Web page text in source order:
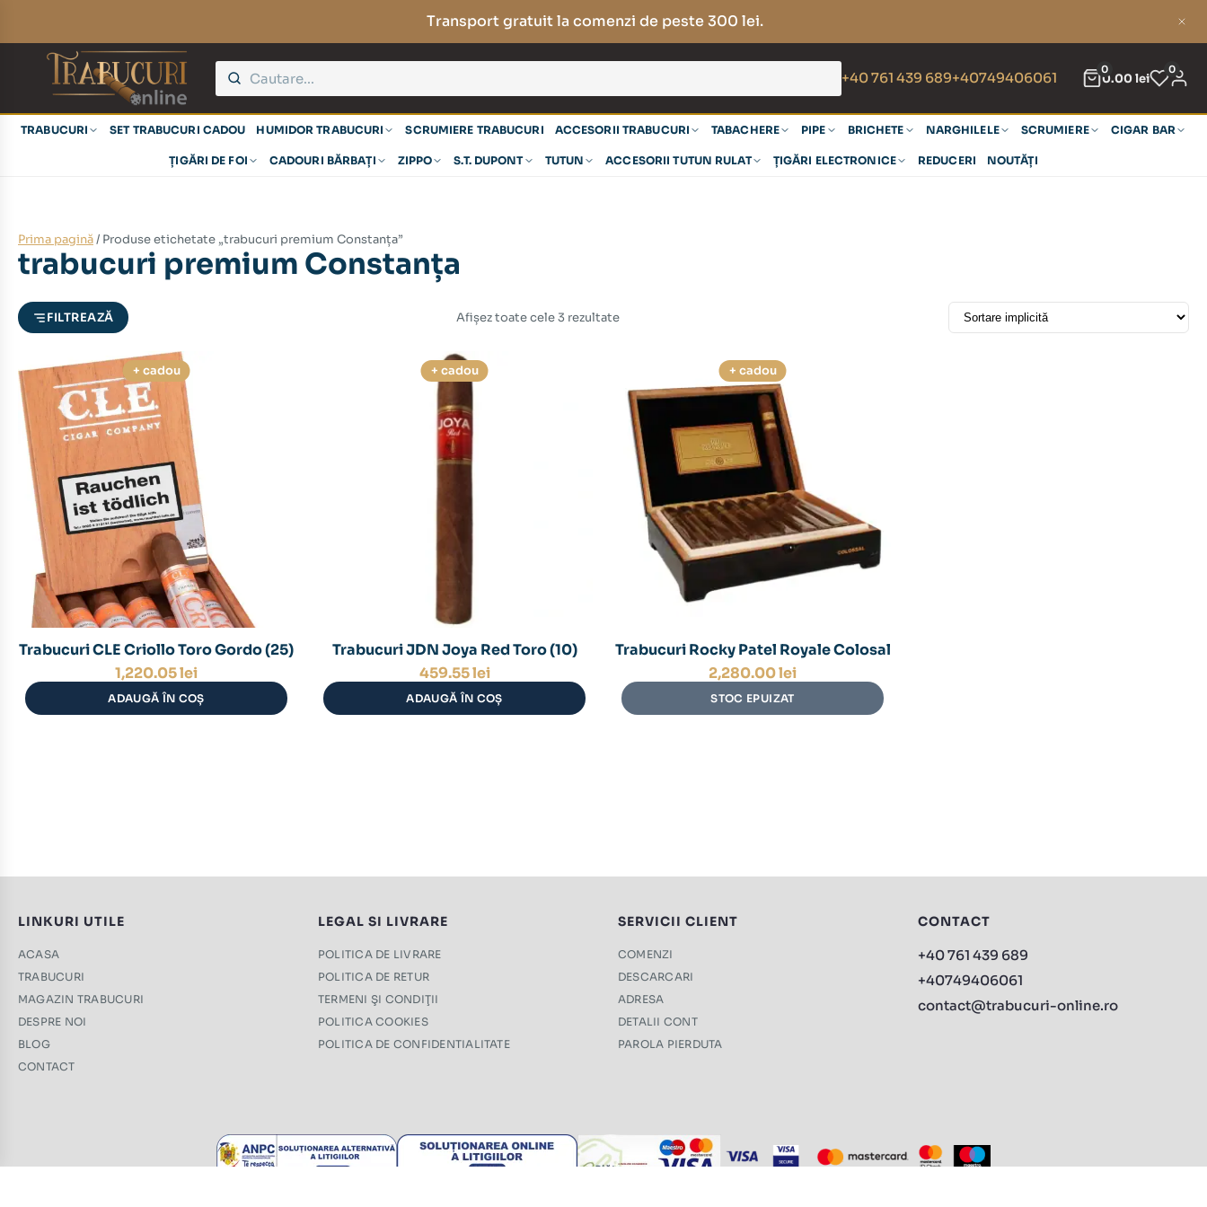
Transport gratuit la comenzi de peste 300 lei.
+40 761 439 689+40749406061 0
0.00lei
0
TRABUCURI SET TRABUCURI CADOU HUMIDOR TRABUCURI SCRUMIERE TRABUCURI ACCESORII TRABUCURI TABACHERE PIPE BRICHETE NARGHILELE SCRUMIERE CIGAR BAR
ȚIGĂRI DE FOI CADOURI BĂRBAȚI ZIPPO S.T. DUPONT TUTUN ACCESORII TUTUN RULAT ȚIGĂRI ELECTRONICE REDUCERI NOUTĂȚI
Prima pagină/ Produse etichetate „trabucuri premium Constanța”
trabucuri premium Constanța
FILTREAZĂ Afișez toate cele 3 rezultate
+ cadou
Trabucuri CLE Criollo Toro Gordo (25)
1,220.05lei
ADAUGĂ ÎN COȘ
+ cadou
Trabucuri JDN Joya Red Toro (10)
459.55lei
ADAUGĂ ÎN COȘ
+ cadou
Trabucuri Rocky Patel Royale Colosal
2,280.00lei
STOC EPUIZAT
LINKURI UTILE
ACASA
TRABUCURI
MAGAZIN TRABUCURI
DESPRE NOI
BLOG
CONTACT
LEGAL SI LIVRARE
POLITICA DE LIVRARE
POLITICA DE RETUR
TERMENI ŞI CONDIŢII
POLITICA COOKIES
POLITICA DE CONFIDENTIALITATE
SERVICII CLIENT
COMENZI
DESCARCARI
ADRESA
DETALII CONT
PAROLA PIERDUTA
CONTACT
+40 761 439 689
+40749406061
contact@trabucuri-online.ro